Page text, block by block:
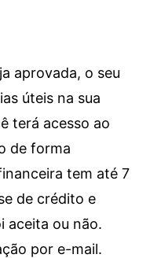
aprovada, o seu
úteis na sua
terá acesso ao
de forma
tem até 7
de crédito e
aceita ou não.
por e-mail.